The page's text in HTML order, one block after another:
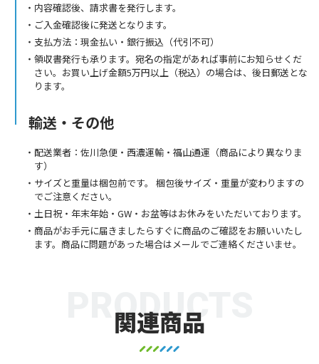
内容確認後、請求書を発行します。
ご入金確認後に発送となります。
支払方法：現金払い・銀行振込（代引不可）
領収書発行も承ります。宛名の指定があれば事前にお知らせくだ
さい。お買い上げ金額5万円以上（税込）の場合は、後日郵送とな
ります。
輸送・その他
配送業者：佐川急便・西濃運輸・福山通運（商品により異なりま
す）
サイズと重量は梱包前です。 梱包後サイズ・重量が変わりますの
でご注意ください。
土日祝・年末年始・GW・お盆等はお休みをいただいております。
商品がお手元に届きましたらすぐに商品のご確認をお願いいたし
ます。商品に問題があった場合はメールでご連絡くださいませ。
関連商品
PRODUCTS